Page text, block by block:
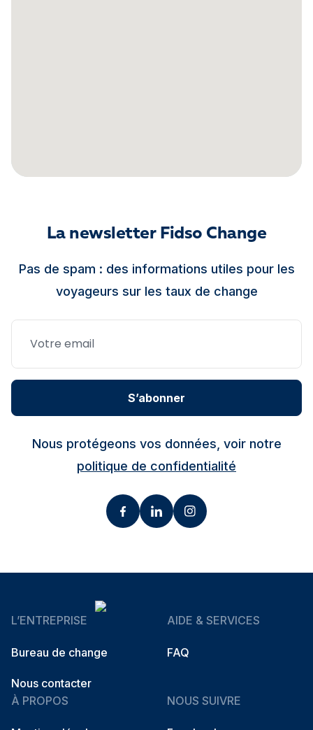
La newsletter Fidso Change
Pas de spam : des informations utiles pour les
voyageurs sur les taux de change
S’abonner
Nous protégeons vos données, voir notre
politique de confidentialité
L’ENTREPRISE
Bureau de change
Nous contacter
AIDE & SERVICES
FAQ
À PROPOS NOUS SUIVRE